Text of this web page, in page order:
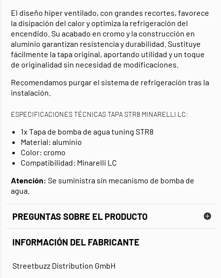
El diseño hiper ventilado, con grandes recortes, favorece
la disipación del calor y optimiza la refrigeración del
encendido. Su acabado en cromo y la construcción en
aluminio garantizan resistencia y durabilidad. Sustituye
fácilmente la tapa original, aportando utilidad y un toque
de originalidad sin necesidad de modificaciones.
Recomendamos purgar el sistema de refrigeración tras la
instalación.
ESPECIFICACIONES TÉCNICAS TAPA STR8 MINARELLI LC:
1x Tapa de bomba de agua tuning STR8
Material: aluminio
Color: cromo
Compatibilidad: Minarelli LC
Atención: Se suministra sin mecanismo de bomba de
agua.
PREGUNTAS SOBRE EL PRODUCTO
INFORMACIÓN DEL FABRICANTE
Streetbuzz Distribution GmbH